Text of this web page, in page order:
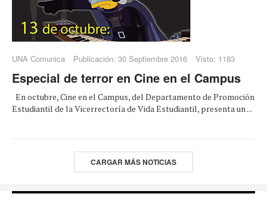
UNA Comunica Publicación: 30 Septiembre 2016 Visto: 1183
Especial de terror en Cine en el Campus
En octubre, Cine en el Campus, del Departamento de Promoción
Estudiantil de la Vicerrectoría de Vida Estudiantil, presenta un ...
CARGAR MÁS NOTICIAS